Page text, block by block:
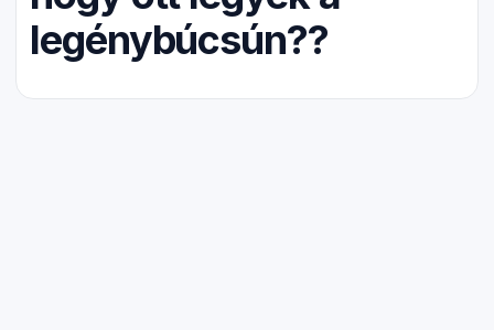
legénybúcsún??